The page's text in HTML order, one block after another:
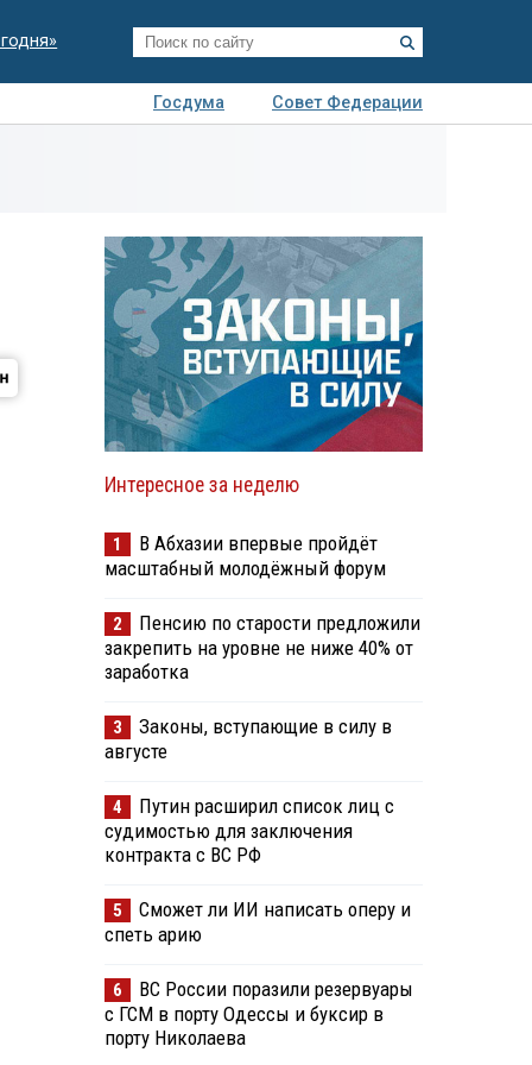
Госдума
Совет Федерации
Интересное за неделю
1
В Абхазии впервые пройдёт
масштабный молодёжный форум
2
Пенсию по старости предложили
закрепить на уровне не ниже 40% от
заработка
3
Законы, вступающие в силу в
августе
4
Путин расширил список лиц с
судимостью для заключения
контракта с ВС РФ
5
Сможет ли ИИ написать оперу и
спеть арию
6
ВС России поразили резервуары
с ГСМ в порту Одессы и буксир в
порту Николаева